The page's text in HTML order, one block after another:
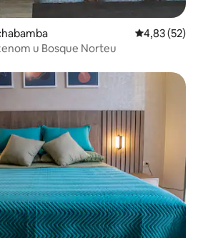
Prosječna
4,83 (52)
u Bosque Norteu